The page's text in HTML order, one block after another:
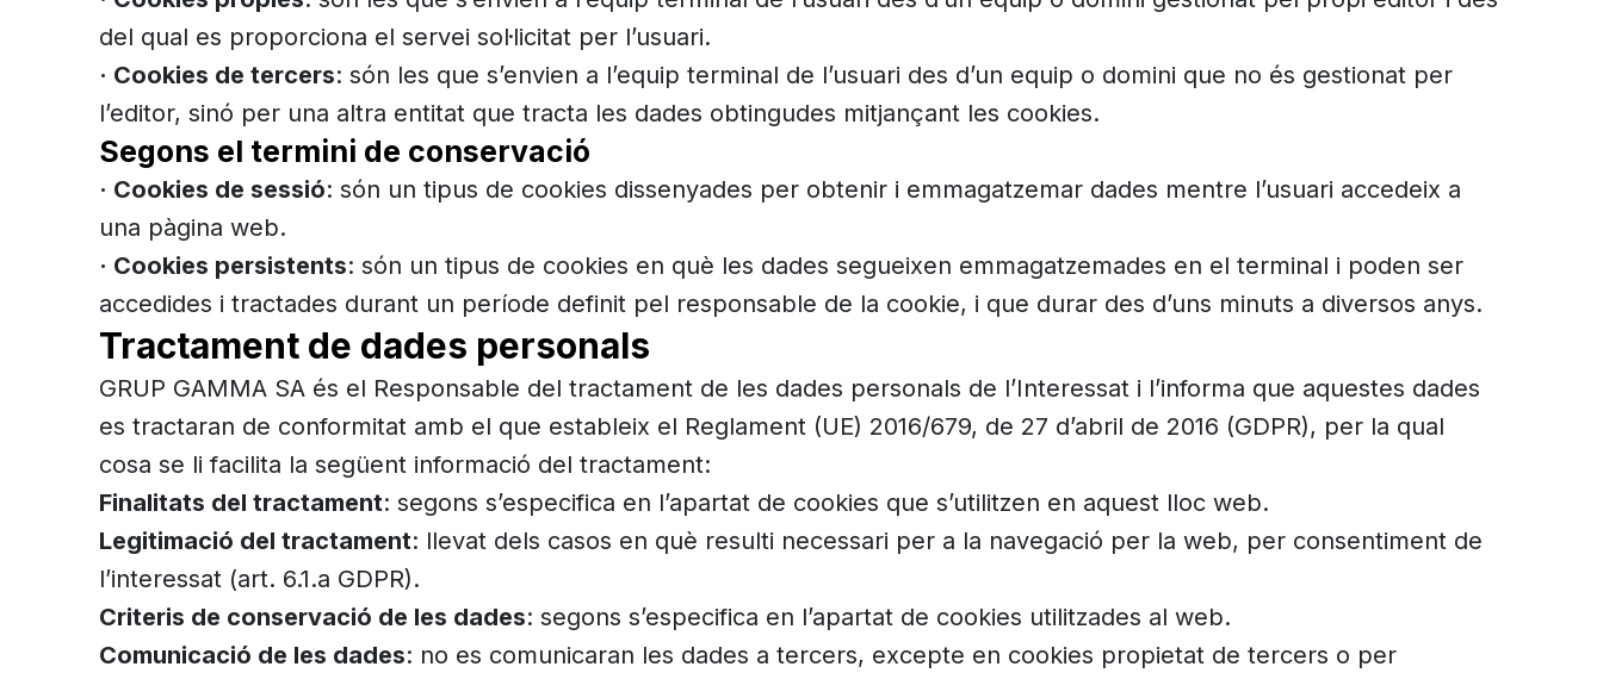
del qual es proporciona el servei sol·licitat per l’usuari.
· Cookies de tercers: són les que s’envien a l’equip terminal de l’usuari des d’un equip o domini que no és gestionat per
l’editor, sinó per una altra entitat que tracta les dades obtingudes mitjançant les cookies.
Segons el termini de conservació
· Cookies de sessió: són un tipus de cookies dissenyades per obtenir i emmagatzemar dades mentre l’usuari accedeix a
una pàgina web.
· Cookies persistents: són un tipus de cookies en què les dades segueixen emmagatzemades en el terminal i poden ser
accedides i tractades durant un període definit pel responsable de la cookie, i que durar des d’uns minuts a diversos anys.
Tractament de dades personals
GRUP GAMMA SA és el Responsable del tractament de les dades personals de l’Interessat i l’informa que aquestes dades
es tractaran de conformitat amb el que estableix el Reglament (UE) 2016/679, de 27 d’abril de 2016 (GDPR), per la qual
cosa se li facilita la següent informació del tractament:
Finalitats del tractament: segons s’especifica en l’apartat de cookies que s’utilitzen en aquest lloc web.
Legitimació del tractament: llevat dels casos en què resulti necessari per a la navegació per la web, per consentiment de
l’interessat (art. 6.1.a GDPR).
Criteris de conservació de les dades: segons s’especifica en l’apartat de cookies utilitzades al web.
Comunicació de les dades: no es comunicaran les dades a tercers, excepte en cookies propietat de tercers o per